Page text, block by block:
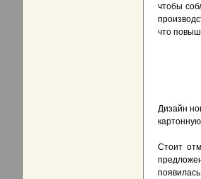
чтобы
что
Дизайн
Стоит